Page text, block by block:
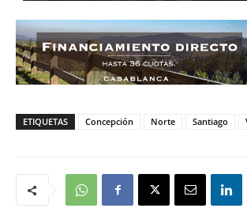
ETIQUETAS Concepción Norte Santiago